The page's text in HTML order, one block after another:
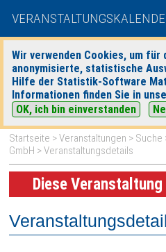
Wir verwenden Cookies, um für
anonymisierte, statistische
Hilfe der Statistik-Software
Informationen finden Sie in
OK, ich bin einverstanden
Startseite >Veranstaltungen > Suche
GmbH > Veranstaltungsdetails
Diese